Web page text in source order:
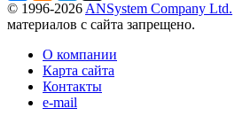
© 1996-2026 ANSystem Company Ltd.
материалов с сайта запрещено.
О компании
Карта сайта
Контакты
e-mail